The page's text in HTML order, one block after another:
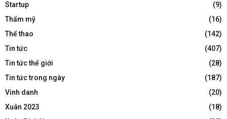
Startup
(9)
Thẩm mỹ
(16)
Thể thao
(142)
Tin tức
(407)
Tin tức thế giới
(28)
Tin tức trong ngày
(187)
Vinh danh
(20)
Xuân 2023
(18)